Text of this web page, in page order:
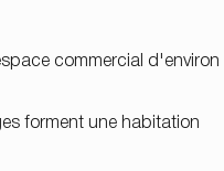
commercial d'environ
forment une habitation